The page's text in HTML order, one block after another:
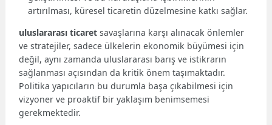
artırılması, küresel ticaretin düzelmesine katkı sağlar.
uluslararası ticaret savaşlarına karşı alınacak önlemler
ve stratejiler, sadece ülkelerin ekonomik büyümesi için
değil, aynı zamanda uluslararası barış ve istikrarın
sağlanması açısından da kritik önem taşımaktadır.
Politika yapıcıların bu durumla başa çıkabilmesi için
vizyoner ve proaktif bir yaklaşım benimsemesi
gerekmektedir.